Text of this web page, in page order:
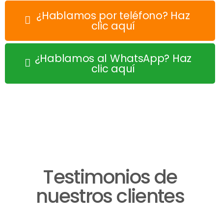
¿Hablamos por teléfono? Haz
clic aquí
¿Hablamos al WhatsApp? Haz
clic aquí
Testimonios de
nuestros clientes